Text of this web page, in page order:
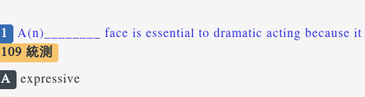
1 A(n)________ face is essential to dramatic acting because
109 統測
A expressive